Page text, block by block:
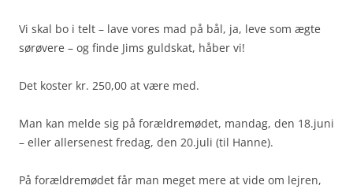
Vi skal bo i telt – lave vores mad på bål, ja, leve som ægte
sørøvere – og finde Jims guldskat, håber vi!
Det koster kr. 250,00 at være med.
Man kan melde sig på forældremødet, mandag, den 18.juni
– eller allersenest fredag, den 20.juli (til Hanne).
På forældremødet får man meget mere at vide om lejren,